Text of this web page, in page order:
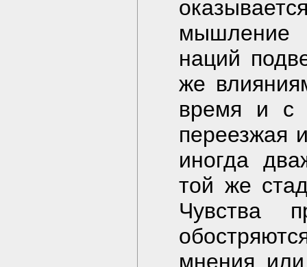
мышление
наций
же
время и с
переезжая
иногда
той же
Чувства
мнения